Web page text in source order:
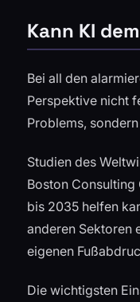
Kann KI
Bei all den
Perspektive nicht
Problems,
Studien des
Boston Consulting
bis 2035 helfen
anderen Sektoren
eigenen
Die wichtigsten